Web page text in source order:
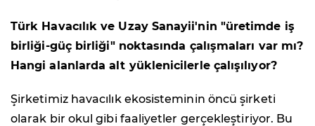
Türk Havacılık ve Uzay Sanayii'nin "üretimde iş
birliği-güç birliği" noktasında çalışmaları var mı?
Hangi alanlarda alt yüklenicilerle çalışılıyor?
Şirketimiz havacılık ekosisteminin öncü şirketi
olarak bir okul gibi faaliyetler gerçekleştiriyor. Bu